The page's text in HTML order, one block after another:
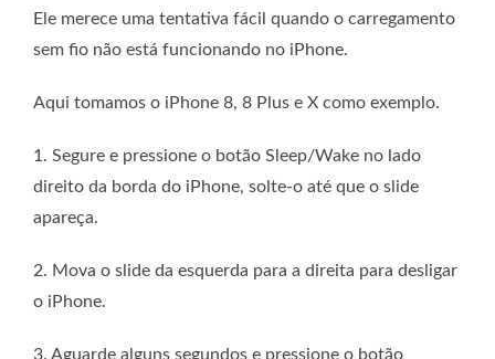
Ele merece uma tentativa fácil quando o carregamento
sem fio não está funcionando no iPhone.
Aqui tomamos o iPhone 8, 8 Plus e X como exemplo.
1. Segure e pressione o botão Sleep/Wake no lado
direito da borda do iPhone, solte-o até que o slide
apareça.
2. Mova o slide da esquerda para a direita para desligar
o iPhone.
3. Aguarde alguns segundos e pressione o botão